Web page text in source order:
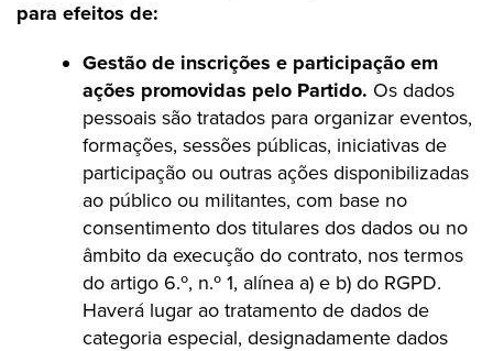
para efeitos de:
Gestão de inscrições e participação em
ações promovidas pelo Partido. Os dados
pessoais são tratados para organizar eventos,
formações, sessões públicas, iniciativas de
participação ou outras ações disponibilizadas
ao público ou militantes, com base no
consentimento dos titulares dos dados ou no
âmbito da execução do contrato, nos termos
do artigo 6.º, n.º 1, alínea a) e b) do RGPD.
Haverá lugar ao tratamento de dados de
categoria especial, designadamente dados